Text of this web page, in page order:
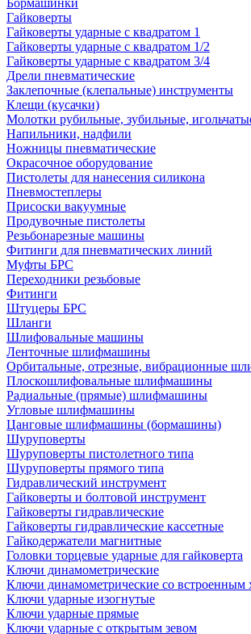
Бормашинки
Гайковерты
Гайковерты ударные с квадратом 1
Гайковерты ударные с квадратом 1/2
Гайковерты ударные с квадратом 3/4
Дрели пневматические
Заклепочные (клепальные) инструменты
Клещи (кусачки)
Молотки рубильные, зубильные,
Напильники, надфили
Ножницы пневматические
Окрасочное оборудование
Пистолеты для нанесения силикона
Пневмостеплеры
Присоски вакуумные
Продувочные пистолеты
Резьбонарезные машины
Фитинги для пневматических линий
Муфты БРС
Переходники резьбовые
Фитинги
Штуцеры БРС
Шланги
Шлифовальные машины
Ленточные шлифмашины
Орбитальные, отрезные, вибрационные
Плоскошлифовальные шлифмашины
Радиальные (прямые) шлифмашины
Угловые шлифмашины
Цанговые шлифмашины (бормашины)
Шуруповерты
Шуруповерты пистолетного типа
Шуруповерты прямого типа
Гидравлический инструмент
Гайковерты и болтовой инструмент
Гайковерты гидравлические
Гайковерты гидравлические кассетные
Гайкодержатели магнитные
Головки торцевые ударные для гайковерта
Ключи динамометрические
Ключи динамометрические со встроенным
Ключи ударные изогнутые
Ключи ударные прямые
Ключи ударные с открытым зевом